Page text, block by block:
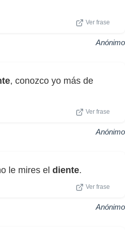
Ver frase
Anónimo
, conozco yo más de
Ver frase
Anónimo
le mires el diente.
Ver frase
Anónimo